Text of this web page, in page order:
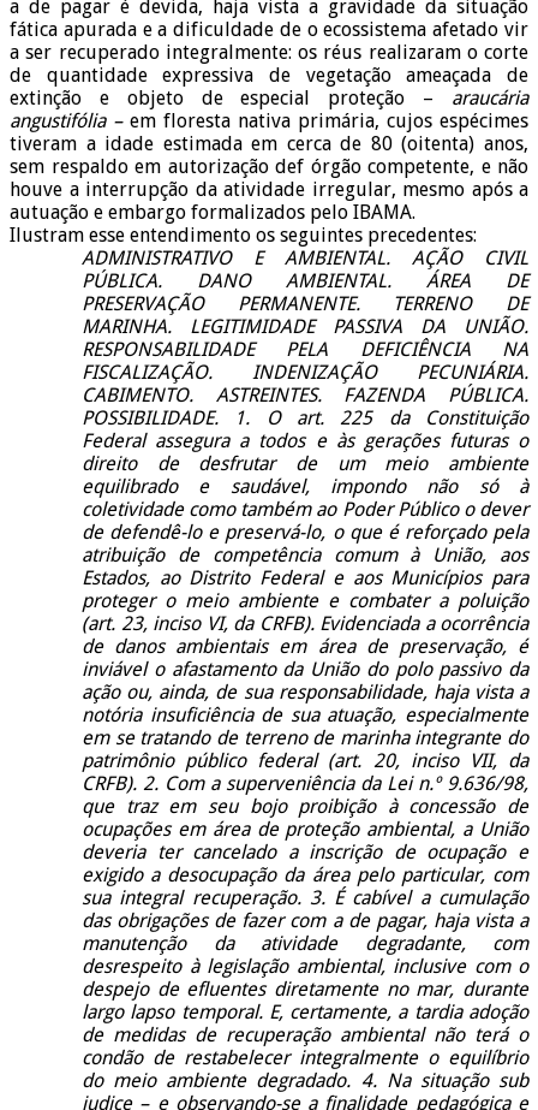
a de pagar é devida, haja vista a gravidade da situação
fática apurada e a dificuldade de o ecossistema afetado vir
a ser recuperado integralmente: os réus realizaram o corte
de quantidade expressiva de vegetação ameaçada de
extinção e objeto de especial proteção – araucária
angustifólia –em floresta nativa primária, cujos espécimes
tiveram a idade estimada em cerca de 80 (oitenta) anos,
sem respaldo em autorização def órgão competente, e não
houve a interrupção da atividade irregular, mesmo após a
autuação e embargo formalizados pelo IBAMA.
Ilustram esse entendimento os seguintes precedentes:
ADMINISTRATIVO E AMBIENTAL. AÇÃO CIVIL
PÚBLICA. DANO AMBIENTAL. ÁREA DE
PRESERVAÇÃO PERMANENTE. TERRENO DE
MARINHA. LEGITIMIDADE PASSIVA DA UNIÃO.
RESPONSABILIDADE PELA DEFICIÊNCIA NA
FISCALIZAÇÃO. INDENIZAÇÃO PECUNIÁRIA.
CABIMENTO. ASTREINTES. FAZENDA PÚBLICA.
POSSIBILIDADE. 1. O art. 225 da Constituição
Federal assegura a todos e às gerações futuras o
direito de desfrutar de um meio ambiente
equilibrado e saudável, impondo não só à
coletividade como também ao Poder Público o dever
de defendê-lo e preservá-lo, o que é reforçado pela
atribuição de competência comum à União, aos
Estados, ao Distrito Federal e aos Municípios para
proteger o meio ambiente e combater a poluição
(art. 23, inciso VI, da CRFB). Evidenciada a ocorrência
de danos ambientais em área de preservação, é
inviável o afastamento da União do polo passivo da
ação ou, ainda, de sua responsabilidade, haja vista a
notória insuficiência de sua atuação, especialmente
em se tratando de terreno de marinha integrante do
patrimônio público federal (art. 20, inciso VII, da
CRFB). 2. Com a superveniência da Lei n.º 9.636/98,
que traz em seu bojo proibição à concessão de
ocupações em área de proteção ambiental, a União
deveria ter cancelado a inscrição de ocupação e
exigido a desocupação da área pelo particular, com
sua integral recuperação. 3. É cabível a cumulação
das obrigações de fazer com a de pagar, haja vista a
manutenção da atividade degradante, com
desrespeito à legislação ambiental, inclusive com o
despejo de efluentes diretamente no mar, durante
largo lapso temporal. E, certamente, a tardia adoção
de medidas de recuperação ambiental não terá o
condão de restabelecer integralmente o equilíbrio
do meio ambiente degradado. 4. Na situação sub
judice – e observando-se a finalidade pedagógica e